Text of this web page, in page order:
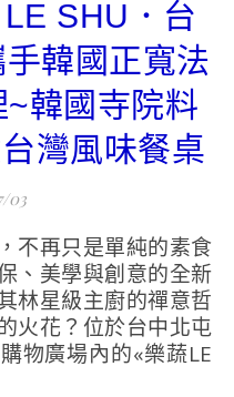
SHU．台
韓國正寬法
韓國寺院料
灣風味餐桌
03
、美學與創意的全新
林星級主廚的禪意哲
火花？位於台中北屯
物廣場內的«樂蔬LE